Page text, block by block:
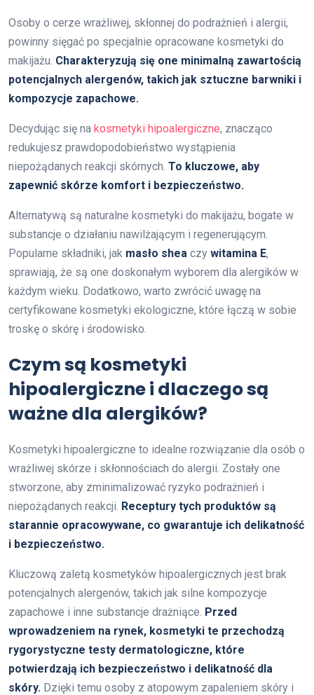
Osoby o cerze wrażliwej, skłonnej do podrażnień i alergii,
powinny sięgać po specjalnie opracowane kosmetyki do
makijażu. Charakteryzują się one minimalną zawartością
potencjalnych alergenów, takich jak sztuczne barwniki i
kompozycje zapachowe.
Decydując się na kosmetyki hipoalergiczne, znacząco
redukujesz prawdopodobieństwo wystąpienia
niepożądanych reakcji skórnych. To kluczowe, aby
zapewnić skórze komfort i bezpieczeństwo.
Alternatywą są naturalne kosmetyki do makijażu, bogate w
substancje o działaniu nawilżającym i regenerującym.
Popularne składniki, jak masło shea czy witamina E,
sprawiają, że są one doskonałym wyborem dla alergików w
każdym wieku. Dodatkowo, warto zwrócić uwagę na
certyfikowane kosmetyki ekologiczne, które łączą w sobie
troskę o skórę i środowisko.
Czym są kosmetyki
hipoalergiczne i dlaczego są
ważne dla alergików?
Kosmetyki hipoalergiczne to idealne rozwiązanie dla osób o
wrażliwej skórze i skłonnościach do alergii. Zostały one
stworzone, aby zminimalizować ryzyko podrażnień i
niepożądanych reakcji. Receptury tych produktów są
starannie opracowywane, co gwarantuje ich delikatność
i bezpieczeństwo.
Kluczową zaletą kosmetyków hipoalergicznych jest brak
potencjalnych alergenów, takich jak silne kompozycje
zapachowe i inne substancje drażniące. Przed
wprowadzeniem na rynek, kosmetyki te przechodzą
rygorystyczne testy dermatologiczne, które
potwierdzają ich bezpieczeństwo i delikatność dla
skóry. Dzięki temu osoby z atopowym zapaleniem skóry i